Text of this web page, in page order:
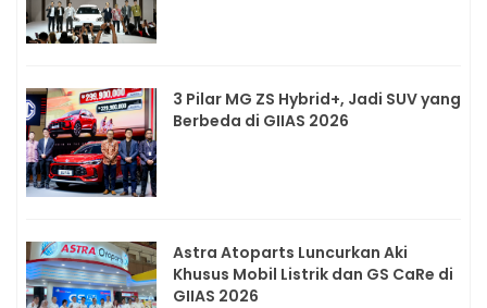
3 Pilar MG ZS Hybrid+, Jadi SUV yang
Berbeda di GIIAS 2026
Astra Atoparts Luncurkan Aki
Khusus Mobil Listrik dan GS CaRe di
GIIAS 2026